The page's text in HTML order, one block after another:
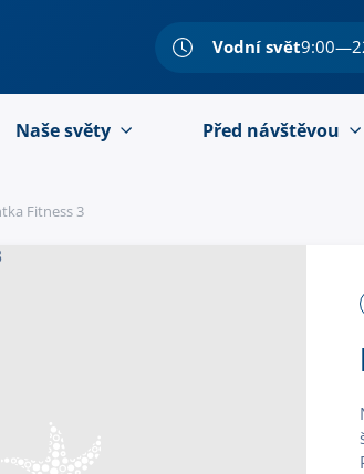
Vodní svět
Naše světy Před návštěvou
Fitness 3